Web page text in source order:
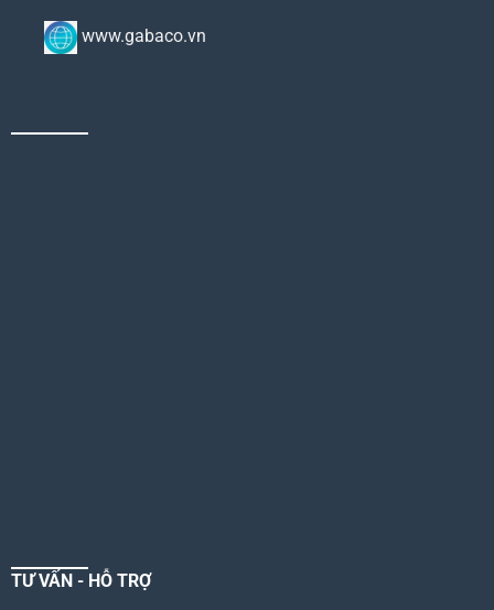
www.gabaco.vn
TƯ VẤN - HỖ TRỢ